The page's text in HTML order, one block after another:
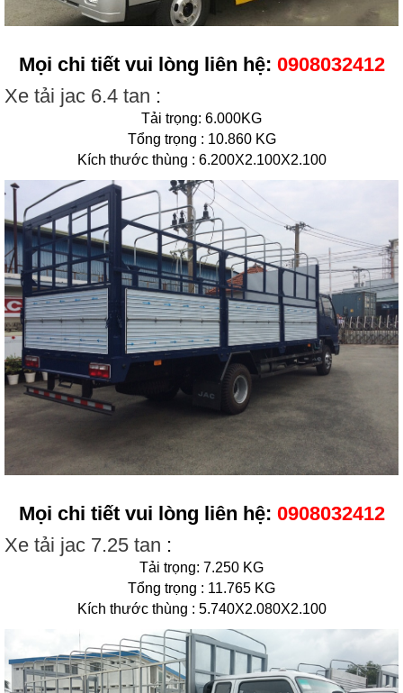
Mọi chi tiết vui lòng liên hệ: 0908032412
Xe tải jac 6.4 tan :
Tải trọng: 6.000KG
Tổng trọng : 10.860 KG
Kích thước thùng : 6.200X2.100X2.100
Mọi chi tiết vui lòng liên hệ: 0908032412
Xe tải jac 7.25 tan :
Tải trọng: 7.250 KG
Tổng trọng : 11.765 KG
Kích thước thùng : 5.740X2.080X2.100